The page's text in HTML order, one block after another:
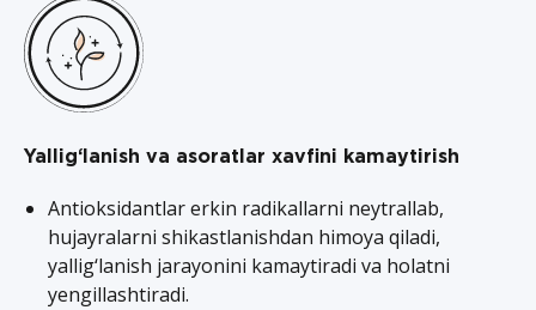
Yallig‘lanish va asoratlar xavfini kamaytirish
Antioksidantlar erkin radikallarni neytrallab,
hujayralarni shikastlanishdan himoya qiladi,
yallig‘lanish jarayonini kamaytiradi va holatni
yengillashtiradi.